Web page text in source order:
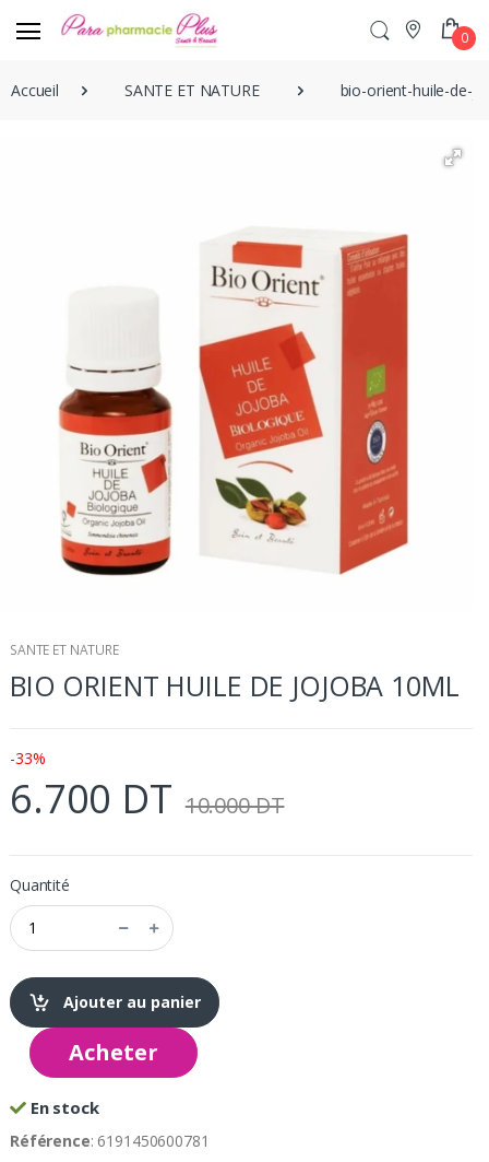
0
Accueil SANTE ET NATURE bio-orient-huile-de-
SANTE ET NATURE
BIO ORIENT HUILE DE JOJOBA 10ML
-33%
6.700 DT 10.000 DT
Quantité
Ajouter au panier
Acheter
En stock
Référence: 6191450600781